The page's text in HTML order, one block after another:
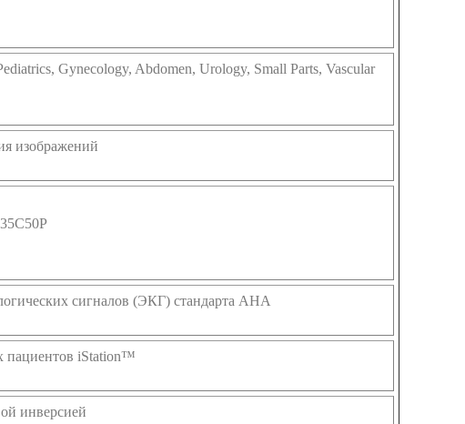
Gynecology, Abdomen, Urology, Small Parts, Vascular
изображений
сигналов (ЭКГ) стандарта AHA
пациентов iStation™
инверсией